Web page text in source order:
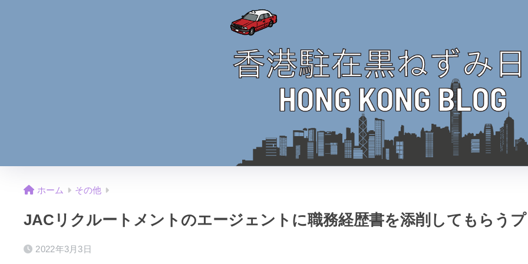
ホーム その他
JACリクルートメントのエージェントに職務経歴書を添削してもらう
2022年3月3日